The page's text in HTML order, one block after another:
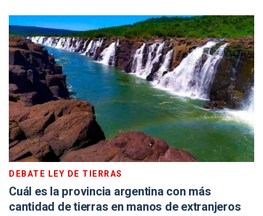
DEBATE LEY DE TIERRAS
Cuál es la provincia argentina con más
cantidad de tierras en manos de extranjeros